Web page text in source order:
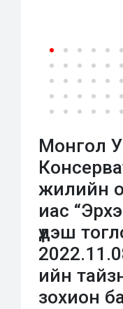
Монгол
жилийн
иас
үдэш
ийн
зохион